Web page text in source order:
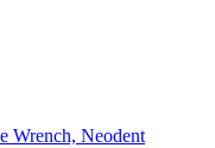
Wrench, Neodent